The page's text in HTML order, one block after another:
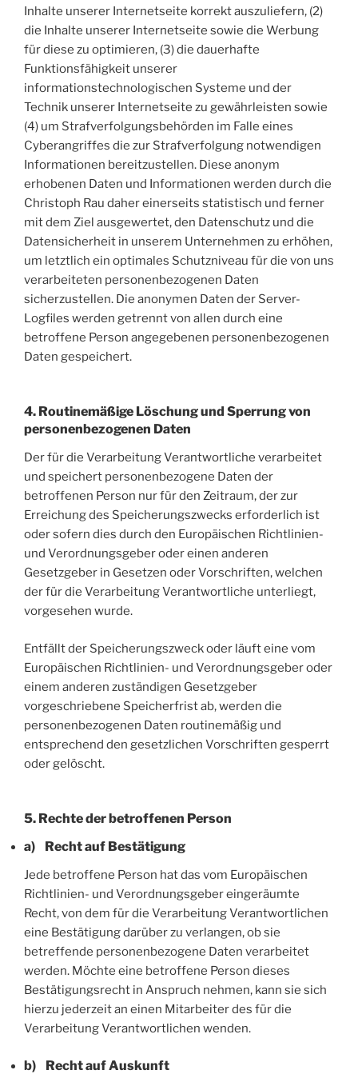
Inhalte unserer Internetseite korrekt auszuliefern, (2)
die Inhalte unserer Internetseite sowie die Werbung
für diese zu optimieren, (3) die dauerhafte
Funktionsfähigkeit unserer
informationstechnologischen Systeme und der
Technik unserer Internetseite zu gewährleisten sowie
(4) um Strafverfolgungsbehörden im Falle eines
Cyberangriffes die zur Strafverfolgung notwendigen
Informationen bereitzustellen. Diese anonym
erhobenen Daten und Informationen werden durch die
Christoph Rau daher einerseits statistisch und ferner
mit dem Ziel ausgewertet, den Datenschutz und die
Datensicherheit in unserem Unternehmen zu erhöhen,
um letztlich ein optimales Schutzniveau für die von uns
verarbeiteten personenbezogenen Daten
sicherzustellen. Die anonymen Daten der Server-
Logfiles werden getrennt von allen durch eine
betroffene Person angegebenen personenbezogenen
Daten gespeichert.
4. Routinemäßige Löschung und Sperrung von
personenbezogenen Daten
Der für die Verarbeitung Verantwortliche verarbeitet
und speichert personenbezogene Daten der
betroffenen Person nur für den Zeitraum, der zur
Erreichung des Speicherungszwecks erforderlich ist
oder sofern dies durch den Europäischen Richtlinien-
und Verordnungsgeber oder einen anderen
Gesetzgeber in Gesetzen oder Vorschriften, welchen
der für die Verarbeitung Verantwortliche unterliegt,
vorgesehen wurde.
Entfällt der Speicherungszweck oder läuft eine vom
Europäischen Richtlinien- und Verordnungsgeber oder
einem anderen zuständigen Gesetzgeber
vorgeschriebene Speicherfrist ab, werden die
personenbezogenen Daten routinemäßig und
entsprechend den gesetzlichen Vorschriften gesperrt
oder gelöscht.
5. Rechte der betroffenen Person
a) Recht auf Bestätigung
Jede betroffene Person hat das vom Europäischen
Richtlinien- und Verordnungsgeber eingeräumte
Recht, von dem für die Verarbeitung Verantwortlichen
eine Bestätigung darüber zu verlangen, ob sie
betreffende personenbezogene Daten verarbeitet
werden. Möchte eine betroffene Person dieses
Bestätigungsrecht in Anspruch nehmen, kann sie sich
hierzu jederzeit an einen Mitarbeiter des für die
Verarbeitung Verantwortlichen wenden.
b) Recht auf Auskunft